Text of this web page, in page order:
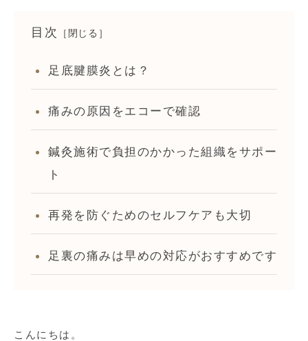
目次 ［閉じる］
足底腱膜炎とは？
痛みの原因をエコーで確認
鍼灸施術で負担のかかった組織をサポー
ト
再発を防ぐためのセルフケアも大切
足裏の痛みは早めの対応がおすすめです
こんにちは。